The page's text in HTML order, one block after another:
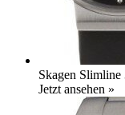
Skagen
Jetzt ansehen »